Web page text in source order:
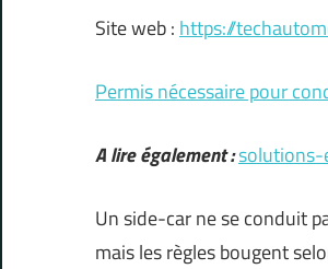
Site web : https://
Permis nécessaire pour
A lire également :solutions-
Un side-car ne se conduit
mais les règles bougent